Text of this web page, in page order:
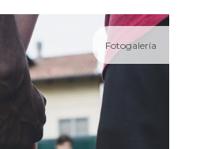
Fotogalería